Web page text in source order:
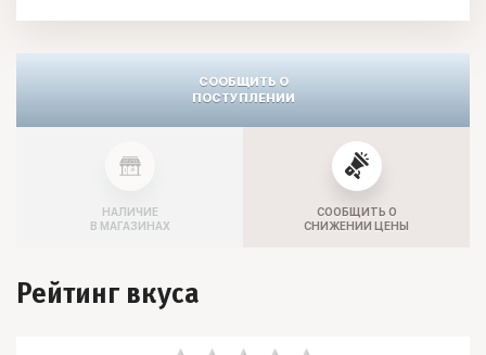
СООБЩИТЬ О
ПОСТУПЛЕНИИ
НАЛИЧИЕ
В МАГАЗИНАХ
СООБЩИТЬ О
СНИЖЕНИИ ЦЕНЫ
Рейтинг вкуса